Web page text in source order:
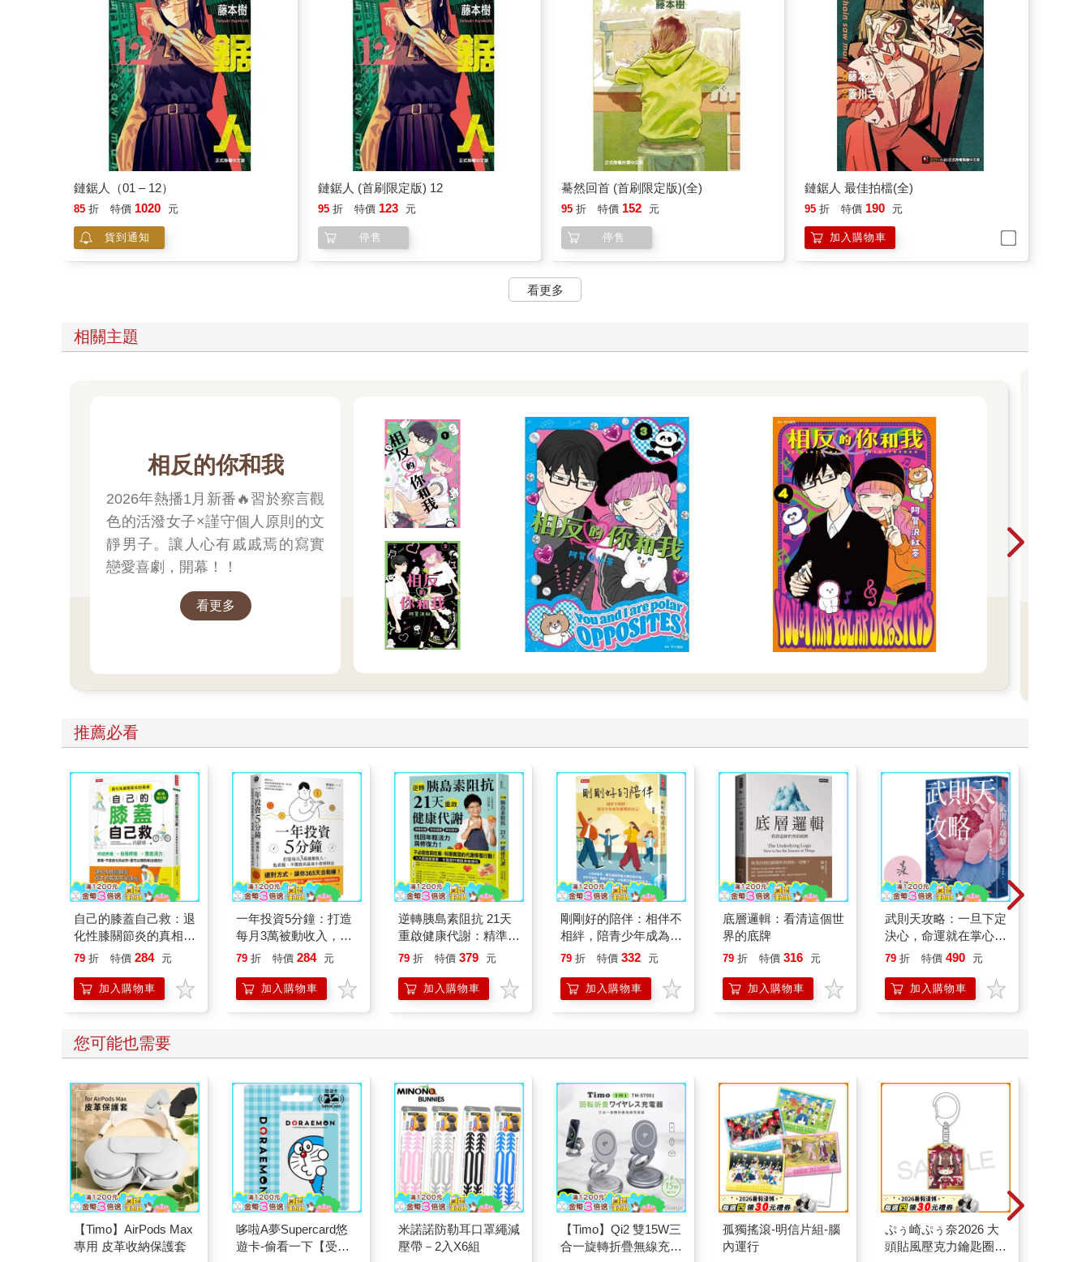
鏈鋸人（01 – 12）
85 折 特價 1020 元
貨到通知
鏈鋸人 (首刷限定版) 12
95 折 特價 123 元
停售
驀然回首 (首刷限定版)(全)
95 折 特價 152 元
停售
鏈鋸人 最佳拍檔(全)
95 折 特價 190 元
加入購物車
看更多
相關主題
相反的你和我
2026年熱播1月新番🔥習於察言觀
色的活潑女子×謹守個人原則的文
靜男子。讓人心有戚戚焉的寫實
戀愛喜劇，開幕！！
看更多
推薦必看
自己的膝蓋自己救：退
化性膝關節炎的真相
【暢銷增訂版】
79 折 特價 284 元
加入購物車
一年投資5分鐘：打造
每月3萬被動收入，免
看盤、不選股的最強小
79 折 特價 284 元
加入購物車
逆轉胰島素阻抗 21天
重啟健康代謝：精準控
糖、有效減重、降低發
復力！
79 折 特價 379 元
加入購物車
剛剛好的陪伴：相伴不
相絆，陪青少年成為想
要的自己
79 折 特價 332 元
加入購物車
底層邏輯：看清這個世
界的底牌
79 折 特價 316 元
加入購物車
武則天攻略：一旦下定
決心，命運就在掌心！
【作者親簽版】
79 折 特價 490 元
加入購物車
您可能也需要
【Timo】AirPods Max
專用 皮革收納保護套
哆啦A夢Supercard悠
遊卡-偷看一下【受託
米諾諾防勒耳口罩繩減
壓帶－2入X6組
【Timo】Qi2 雙15W三
合一旋轉折疊無線充電
孤獨搖滾-明信片組-腦
內運行
ぷぅ崎ぷぅ奈2026 大
頭貼風壓克力鑰匙圈-